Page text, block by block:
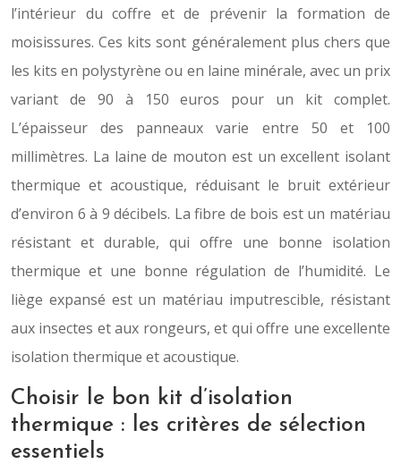
l’intérieur du coffre et de prévenir la formation de
moisissures. Ces kits sont généralement plus chers que
les kits en polystyrène ou en laine minérale, avec un prix
variant de 90 à 150 euros pour un kit complet.
L’épaisseur des panneaux varie entre 50 et 100
millimètres. La laine de mouton est un excellent isolant
thermique et acoustique, réduisant le bruit extérieur
d’environ 6 à 9 décibels. La fibre de bois est un matériau
résistant et durable, qui offre une bonne isolation
thermique et une bonne régulation de l’humidité. Le
liège expansé est un matériau imputrescible, résistant
aux insectes et aux rongeurs, et qui offre une excellente
isolation thermique et acoustique.
Choisir le bon kit d’isolation
thermique : les critères de sélection
essentiels